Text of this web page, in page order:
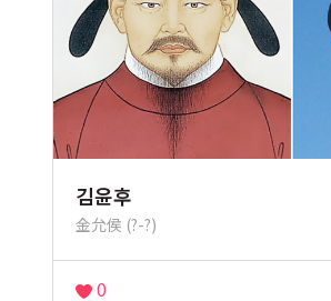
김윤후
金允侯 (?-?)
0